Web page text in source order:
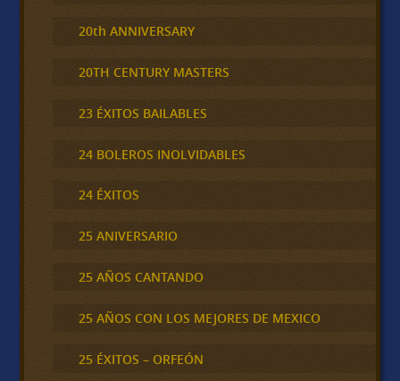
20th ANNIVERSARY
20TH CENTURY MASTERS
23 ÉXITOS BAILABLES
24 BOLEROS INOLVIDABLES
24 ÉXITOS
25 ANIVERSARIO
25 AÑOS CANTANDO
25 AÑOS CON LOS MEJORES DE MEXICO
25 ÉXITOS – ORFEÓN